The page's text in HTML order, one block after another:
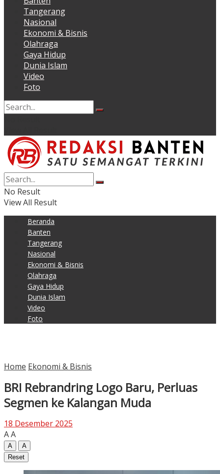
Tangerang
Nasional
Ekonomi & Bisnis
Olahraga
Gaya Hidup
Dunia Islam
Video
Foto
No Result
View All Result
Beranda
Banten
Tangerang
Nasional
Ekonomi & Bisnis
Olahraga
Gaya Hidup
Dunia Islam
Video
Foto
Home Ekonomi & Bisnis
BRI Rebrandring Logo Baru, Perluas
Segmen ke Kalangan Muda
18 Desember 2025
AA
A
A
Reset